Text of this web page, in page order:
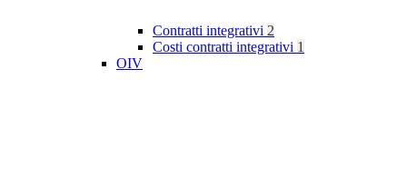
Contratti integrativi 2
Costi contratti integrativi 1
OIV